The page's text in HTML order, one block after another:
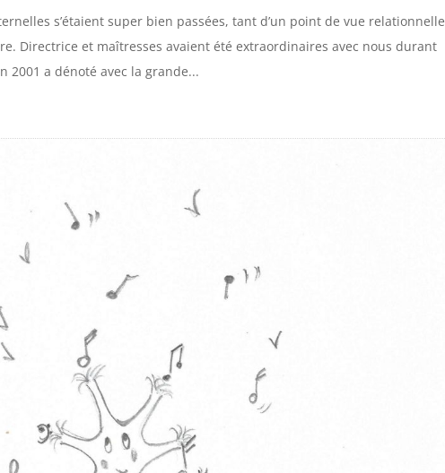
s’étaient super bien passées, tant d’un point de vue relationnelle
Directrice et maîtresses avaient été extraordinaires avec nous durant
2001 a dénoté avec la grande...